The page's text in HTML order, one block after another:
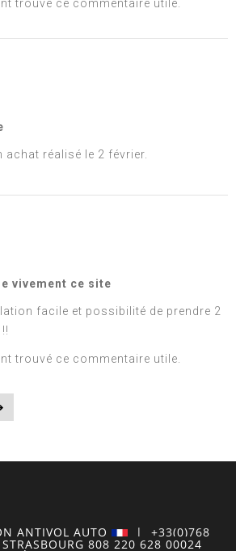
trouvé ce commentaire utile.
réalisé le 2 février.
vivement ce site
facile et possibilité de prendre 2
trouvé ce commentaire utile.
ANTIVOL AUTO | +33(0)768
808 220 628 00024